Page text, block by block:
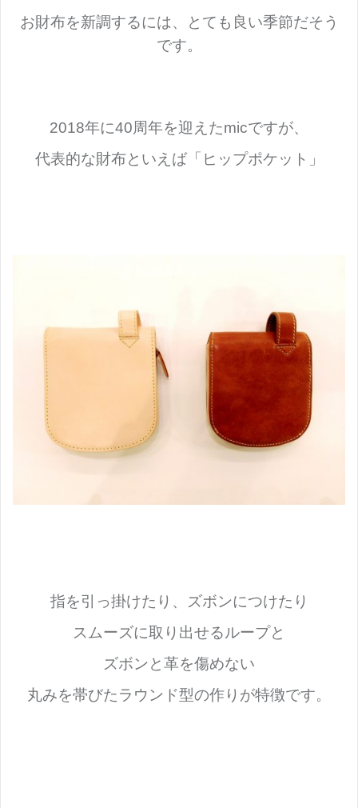
お財布を新調するには、とても良い季節だそう
です。
2018年に40周年を迎えたmicですが、
代表的な財布といえば「ヒップポケット」
指を引っ掛けたり、
ズボンにつけたり
スムーズに取り出せるループと
ズボンと革を傷めない
丸みを帯びたラウンド型の作りが特徴です。